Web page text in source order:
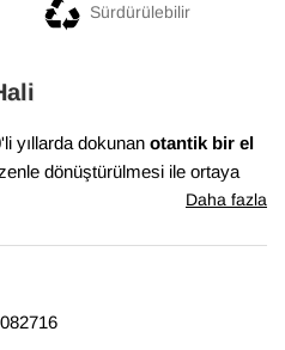
Sürdürülebilir
yıllarda dokunan otantik bir el
dönüştürülmesi ile ortaya
Anadolu'nun birçok yöresinde
halıların gerekli
Bu muhteşem dönüşüm,
Daha fazla